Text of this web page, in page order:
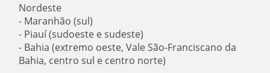
Nordeste
- Maranhão (sul)
- Piauí (sudoeste e sudeste)
- Bahia (extremo oeste, Vale São-Franciscano da
Bahia, centro sul e centro norte)